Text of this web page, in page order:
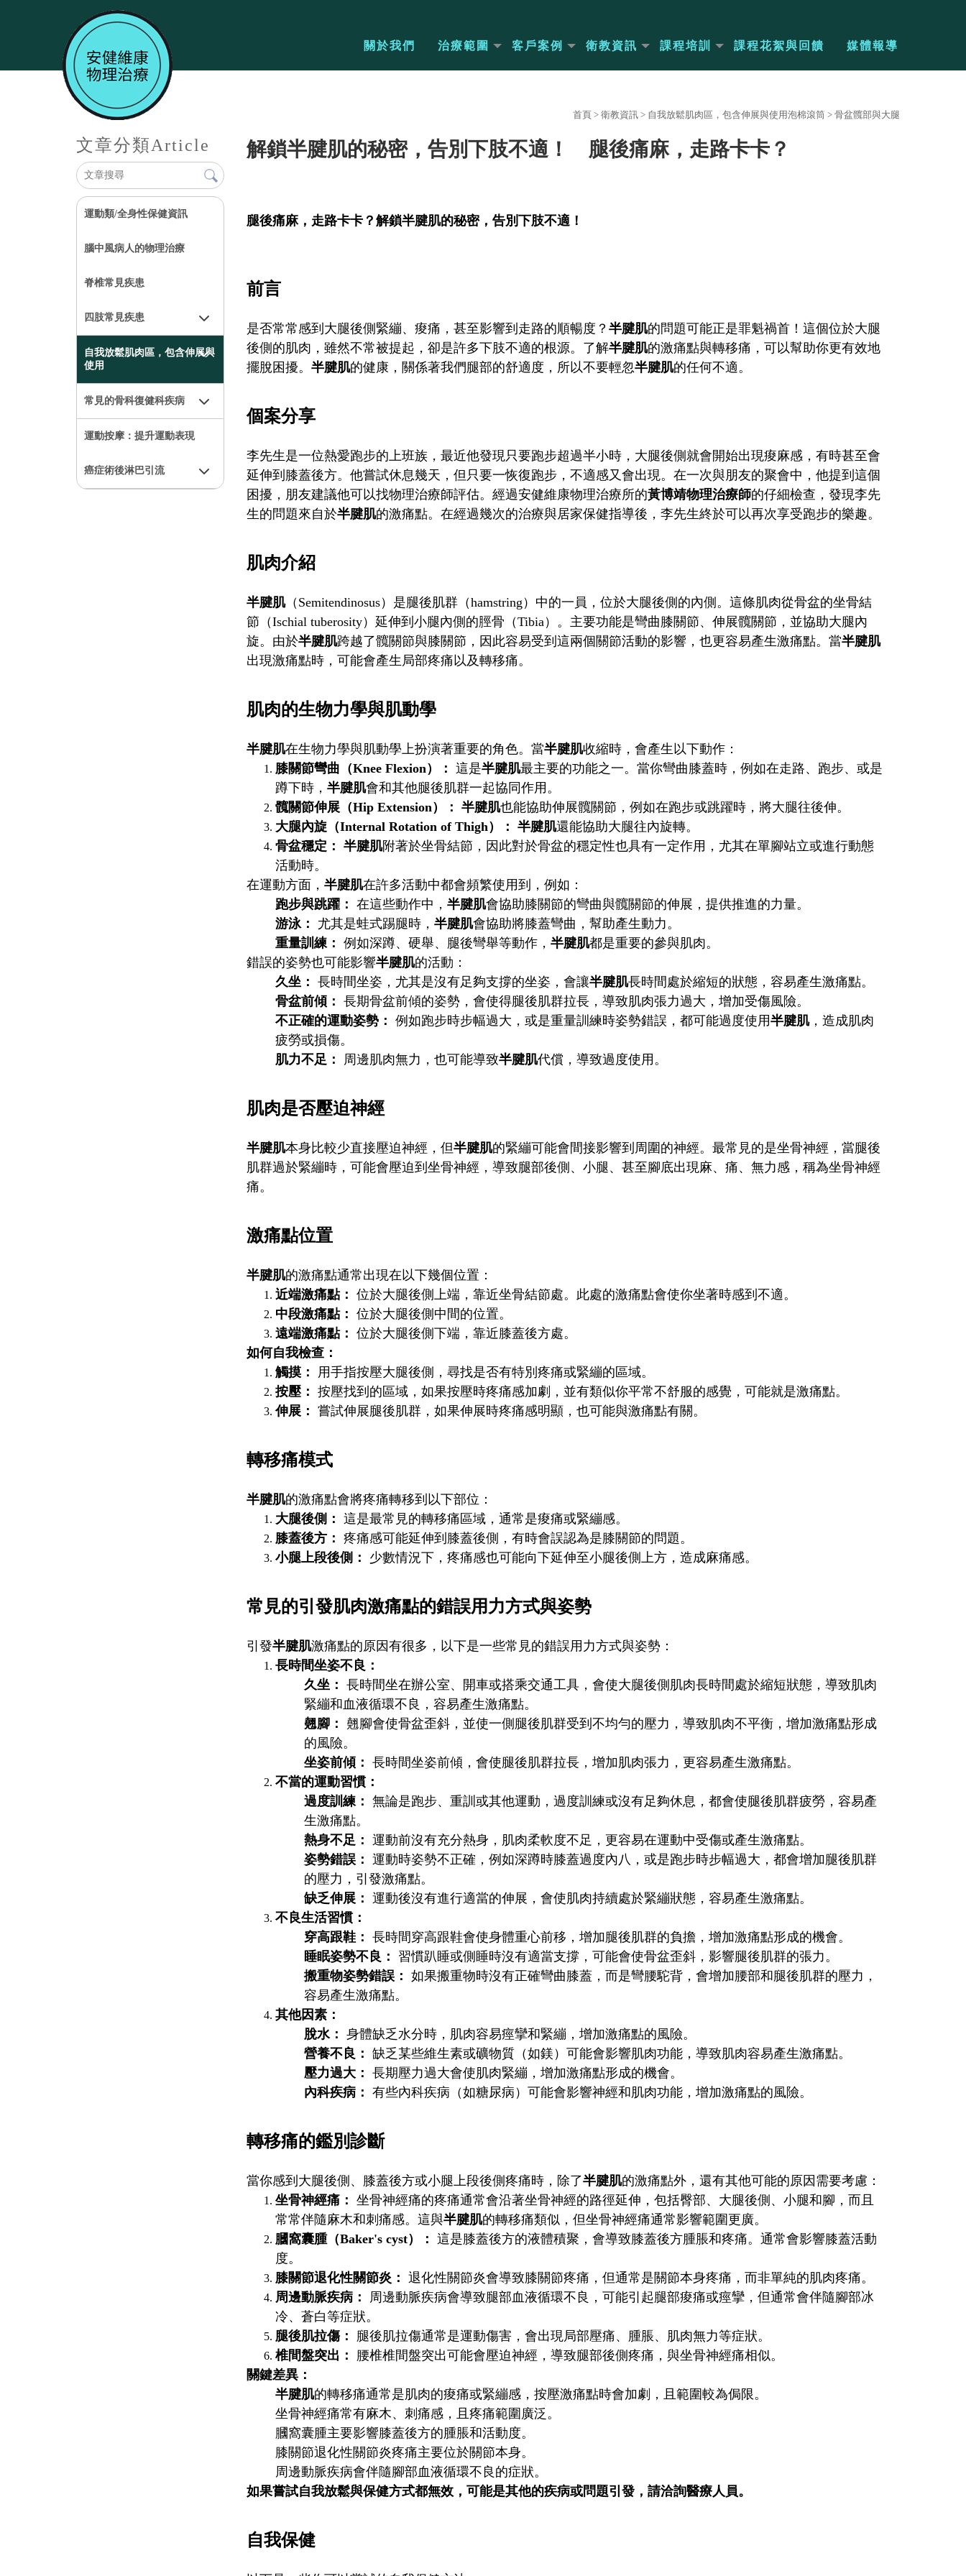
關於我們 治療範圍 客戶案例 衛教資訊 課程培訓 課程花絮與回饋 媒體報導
首頁 > 衛教資訊 > 自我放鬆肌肉區，包含伸展與使用泡棉滾筒 > 骨盆髖部與大腿
文章分類Article
運動類/全身性保健資訊
腦中風病人的物理治療
脊椎常見疾患
四肢常見疾患
自我放鬆肌肉區，包含伸展與
使用
常見的骨科復健科疾病
運動按摩：提升運動表現
癌症術後淋巴引流
解鎖半腱肌的秘密，告別下肢不適！ 腿後痛麻，走路卡卡？
腿後痛麻，走路卡卡？解鎖半腱肌的秘密，告別下肢不適！
前言
是否常常感到大腿後側緊繃、痠痛，甚至影響到走路的順暢度？ 半腱肌的問題可能正是罪魁禍首！這個位於大腿
後側的肌肉，雖然不常被提起，卻是許多下肢不適的根源。了解半腱肌的激痛點與轉移痛，可以幫助你更有效地
擺脫困擾。 半腱肌的健康，關係著我們腿部的舒適度，所以不要輕忽半腱肌的任何不適。
個案分享
李先生是一位熱愛跑步的上班族，最近他發現只要跑步超過半小時，大腿後側就會開始出現痠麻感，有時甚至會
延伸到膝蓋後方。他嘗試休息幾天，但只要一恢復跑步，不適感又會出現。在一次與朋友的聚會中，他提到這個
困擾，朋友建議他可以找物理治療師評估。經過安健維康物理治療所的黃博靖物理治療師的仔細檢查，發現李先
生的問題來自於半腱肌的激痛點。在經過幾次的治療與居家保健指導後，李先生終於可以再次享受跑步的樂趣。
肌肉介紹
半腱肌（Semitendinosus）是腿後肌群（hamstring）中的一員，位於大腿後側的內側。這條肌肉從骨盆的坐骨結
節（Ischial tuberosity）延伸到小腿內側的脛骨（Tibia）。主要功能是彎曲膝關節、伸展髖關節，並協助大腿內
旋。由於半腱肌跨越了髖關節與膝關節，因此容易受到這兩個關節活動的影響，也更容易產生激痛點。當半腱肌
出現激痛點時，可能會產生局部疼痛以及轉移痛。
肌肉的生物力學與肌動學
半腱肌在生物力學與肌動學上扮演著重要的角色。當半腱肌收縮時，會產生以下動作：
膝關節彎曲（Knee Flexion）： 這是半腱肌最主要的功能之一。當你彎曲膝蓋時，例如在走路、跑步、或是
蹲下時， 半腱肌會和其他腿後肌群一起協同作用。
髖關節伸展（Hip Extension）： 半腱肌也能協助伸展髖關節，例如在跑步或跳躍時，將大腿往後伸。
大腿內旋（Internal Rotation of Thigh）： 半腱肌還能協助大腿往內旋轉。
骨盆穩定： 半腱肌附著於坐骨結節，因此對於骨盆的穩定性也具有一定作用，尤其在單腳站立或進行動態
活動時。
在運動方面， 半腱肌在許多活動中都會頻繁使用到，例如：
跑步與跳躍： 在這些動作中， 半腱肌會協助膝關節的彎曲與髖關節的伸展，提供推進的力量。
游泳：
尤其是蛙式踢腿時， 半腱肌會協助將膝蓋彎曲，幫助產生動力。
重量訓練： 例如深蹲、硬舉、腿後彎舉等動作， 半腱肌都是重要的參與肌肉。
錯誤的姿勢也可能影響半腱肌的活動：
久坐： 長時間坐姿，尤其是沒有足夠支撐的坐姿，會讓半腱肌長時間處於縮短的狀態，容易產生激痛點。
骨盆前傾： 長期骨盆前傾的姿勢，會使得腿後肌群拉長，導致肌肉張力過大，增加受傷風險。
不正確的運動姿勢： 例如跑步時步幅過大，或是重量訓練時姿勢錯誤，都可能過度使用半腱肌，造成肌肉
疲勞或損傷。
肌力不足：
周邊肌肉無力，也可能導致半腱肌代償，導致過度使用。
肌肉是否壓迫神經
半腱肌本身比較少直接壓迫神經，但半腱肌的緊繃可能會間接影響到周圍的神經。最常見的是坐骨神經，當腿後
肌群過於緊繃時，可能會壓迫到坐骨神經，導致腿部後側、小腿、甚至腳底出現麻、痛、無力感，稱為坐骨神經
痛。
激痛點位置
半腱肌的激痛點通常出現在以下幾個位置：
近端激痛點： 位於大腿後側上端，靠近坐骨結節處。此處的激痛點會使你坐著時感到不適。
中段激痛點： 位於大腿後側中間的位置。
遠端激痛點： 位於大腿後側下端，靠近膝蓋後方處。
如何自我檢查：
觸摸：
用手指按壓大腿後側，尋找是否有特別疼痛或緊繃的區域。
按壓： 按壓找到的區域，如果按壓時疼痛感加劇，並有類似你平常不舒服的感覺，可能就是激痛點。
伸展： 嘗試伸展腿後肌群，如果伸展時疼痛感明顯，也可能與激痛點有關。
轉移痛模式
半腱肌的激痛點會將疼痛轉移到以下部位：
大腿後側： 這是最常見的轉移痛區域，通常是痠痛或緊繃感。
膝蓋後方： 疼痛感可能延伸到膝蓋後側，有時會誤認為是膝關節的問題。
小腿上段後側：
少數情況下，疼痛感也可能向下延伸至小腿後側上方，造成麻痛感。
常見的引發肌肉激痛點的錯誤用力方式與姿勢
引發半腱肌激痛點的原因有很多，以下是一些常見的錯誤用力方式與姿勢：
長時間坐姿不良：
久坐： 長時間坐在辦公室、開車或搭乘交通工具，會使大腿後側肌肉長時間處於縮短狀態，導致肌肉
緊繃和血液循環不良，容易產生激痛點。
翹腳：
翹腳會使骨盆歪斜，並使一側腿後肌群受到不均勻的壓力，導致肌肉不平衡，增加激痛點形成
的風險。
坐姿前傾： 長時間坐姿前傾，會使腿後肌群拉長，增加肌肉張力，更容易產生激痛點。
不當的運動習慣：
過度訓練： 無論是跑步、重訓或其他運動，過度訓練或沒有足夠休息，都會使腿後肌群疲勞，容易產
生激痛點。
熱身不足： 運動前沒有充分熱身，肌肉柔軟度不足，更容易在運動中受傷或產生激痛點。
姿勢錯誤： 運動時姿勢不正確，例如深蹲時膝蓋過度內八，或是跑步時步幅過大，都會增加腿後肌群
的壓力，引發激痛點。
缺乏伸展： 運動後沒有進行適當的伸展，會使肌肉持續處於緊繃狀態，容易產生激痛點。
不良生活習慣：
穿高跟鞋： 長時間穿高跟鞋會使身體重心前移，增加腿後肌群的負擔，增加激痛點形成的機會。
睡眠姿勢不良：
習慣趴睡或側睡時沒有適當支撐，可能會使骨盆歪斜，影響腿後肌群的張力。
搬重物姿勢錯誤： 如果搬重物時沒有正確彎曲膝蓋，而是彎腰駝背，會增加腰部和腿後肌群的壓力，
容易產生激痛點。
其他因素：
脫水： 身體缺乏水分時，肌肉容易痙攣和緊繃，增加激痛點的風險。
營養不良： 缺乏某些維生素或礦物質（如鎂）可能會影響肌肉功能，導致肌肉容易產生激痛點。
壓力過大： 長期壓力過大會使肌肉緊繃，增加激痛點形成的機會。
內科疾病： 有些內科疾病（如糖尿病）可能會影響神經和肌肉功能，增加激痛點的風險。
轉移痛的鑑別診斷
當你感到大腿後側、膝蓋後方或小腿上段後側疼痛時，除了半腱肌的激痛點外，還有其他可能的原因需要考慮：
坐骨神經痛： 坐骨神經痛的疼痛通常會沿著坐骨神經的路徑延伸，包括臀部、大腿後側、小腿和腳，而且
常常伴隨麻木和刺痛感。這與半腱肌的轉移痛類似，但坐骨神經痛通常影響範圍更廣。
膕窩囊腫（Baker's cyst）： 這是膝蓋後方的液體積聚，會導致膝蓋後方腫脹和疼痛。通常會影響膝蓋活動
度。
膝關節退化性關節炎： 退化性關節炎會導致膝關節疼痛，但通常是關節本身疼痛，而非單純的肌肉疼痛。
周邊動脈疾病：
周邊動脈疾病會導致腿部血液循環不良，可能引起腿部痠痛或痙攣，但通常會伴隨腳部冰
冷、蒼白等症狀。
腿後肌拉傷：
腿後肌拉傷通常是運動傷害，會出現局部壓痛、腫脹、肌肉無力等症狀。
椎間盤突出：
腰椎椎間盤突出可能會壓迫神經，導致腿部後側疼痛，與坐骨神經痛相似。
關鍵差異：
半腱肌的轉移痛通常是肌肉的痠痛或緊繃感，按壓激痛點時會加劇，且範圍較為侷限。
坐骨神經痛常有麻木、刺痛感，且疼痛範圍廣泛。
膕窩囊腫主要影響膝蓋後方的腫脹和活動度。
膝關節退化性關節炎疼痛主要位於關節本身。
周邊動脈疾病會伴隨腳部血液循環不良的症狀。
如果嘗試自我放鬆與保健方式都無效，可能是其他的疾病或問題引發，請洽詢醫療人員。
自我保健